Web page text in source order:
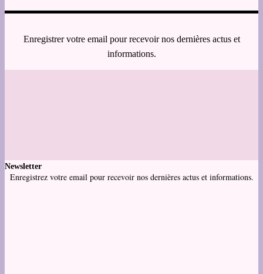
Enregistrer votre email pour recevoir nos dernières actus et
informations.
Newsletter
Enregistrez votre email pour recevoir nos dernières actus et informations.